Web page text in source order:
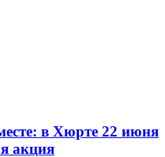
в Хюрте 22 июня
акция